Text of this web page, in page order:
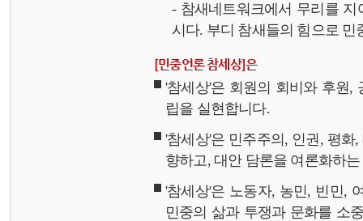
- 참새네트워크에서 무리를
시다. 부디 참새들의 힘으로 민
[민중언론 참세상]은
'참세상'은 회원의 회비와 후원,
립을 실현합니다.
'참세상'은 민주주의, 인권, 평
향하고, 대안 담론을 여론화하
'참세상'은 노동자, 농민, 빈민,
민중의 삶과 투쟁과 문화를 소